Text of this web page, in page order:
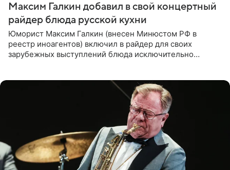
Максим Галкин добавил в свой концертный
райдер блюда русской кухни
Юморист Максим Галкин (внесен Минюстом РФ в
реестр иноагентов) включил в райдер для своих
зарубежных выступлений блюда исключительно